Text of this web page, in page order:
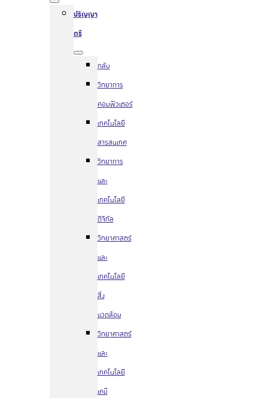
ปริญญา
ตรี
กลับ
วิทยาการ
คอมพิวเตอร์
เทคโนโลยี
สารสนเทศ
วิทยาการ
และ
เทคโนโลยี
ดิจิทัล
วิทยาศาสตร์
และ
เทคโนโลยี
สิ่ง
แวดล้อม
วิทยาศาสตร์
และ
เทคโนโลยี
เคมี